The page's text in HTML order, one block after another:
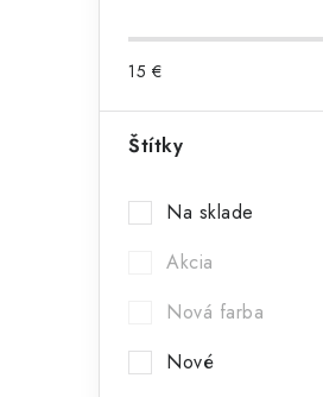
15 €
Štítky
Na sklade
Akcia
Nová farba
Nové